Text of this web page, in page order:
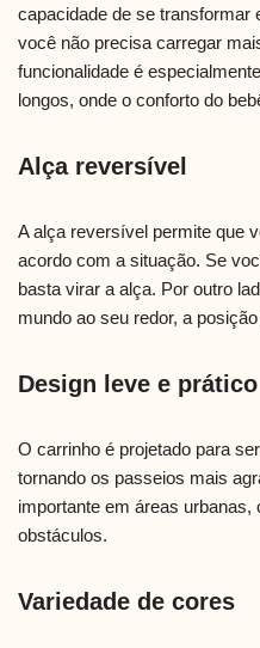
capacidade de se transformar
você não precisa carregar
funcionalidade é
longos, onde o conforto do
Alça reversível
A alça reversível permite que
acordo com a situação. Se
basta virar a alça. Por outro
mundo ao seu redor, a
Design leve e prático
O carrinho é projetado para
tornando os passeios mais
importante em áreas urbanas,
obstáculos.
Variedade de cores